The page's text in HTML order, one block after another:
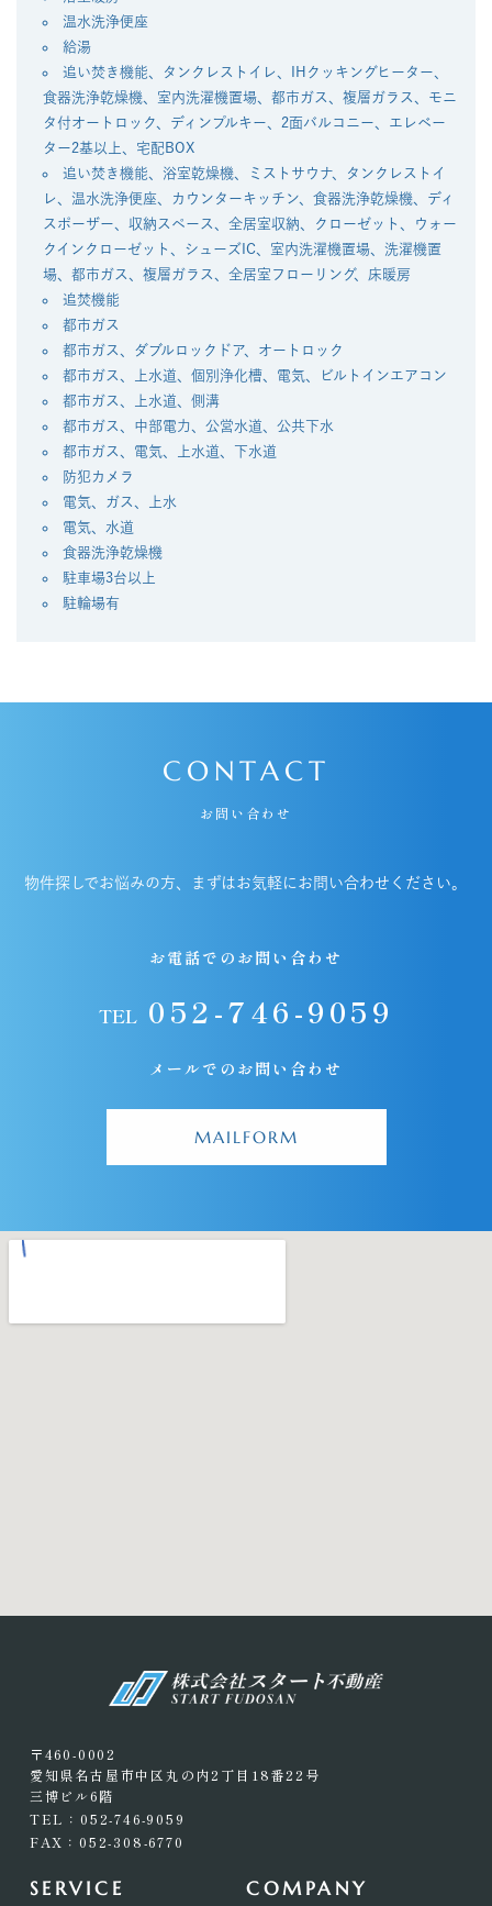
温水洗浄便座
給湯
追い焚き機能、タンクレストイレ、IHクッキングヒーター、
食器洗浄乾燥機、室内洗濯機置場、都市ガス、複層ガラス、モニ
タ付オートロック、ディンプルキー、2面バルコニー、エレベー
ター2基以上、宅配BOX
追い焚き機能、浴室乾燥機、ミストサウナ、タンクレストイ
レ、温水洗浄便座、カウンターキッチン、食器洗浄乾燥機、ディ
スポーザー、収納スペース、全居室収納、クローゼット、ウォー
クインクローゼット、シューズIC、室内洗濯機置場、洗濯機置
場、都市ガス、複層ガラス、全居室フローリング、床暖房
追焚機能
都市ガス
都市ガス、ダブルロックドア、オートロック
都市ガス、上水道、個別浄化槽、電気、ビルトインエアコン
都市ガス、上水道、側溝
都市ガス、中部電力、公営水道、公共下水
都市ガス、電気、上水道、下水道
防犯カメラ
電気、ガス、上水
電気、水道
⾷器洗浄乾燥機
駐車場3台以上
駐輪場有
CONTACT
お問い合わせ
物件探しでお悩みの方、まずはお気軽にお問い合わせください。
お電話でのお問い合わせ
TEL052-746-9059
メールでのお問い合わせ
MAILFORM
〒460-0002
愛知県名古屋市中区丸の内2丁目18番22号
三博ビル6階
TEL：052-746-9059
FAX：052-308-6770
SERVICE COMPANY